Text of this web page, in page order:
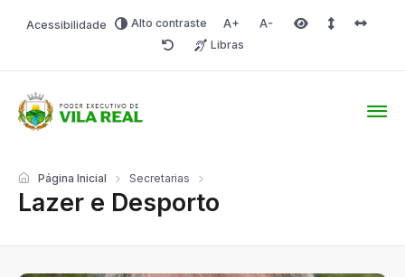
Acessibilidade Alto contraste Aumentar fonte
Diminuir fonteÁrea selecionada
Espaço
RedefinirLibras
Lazer e Desporto
Página Inicial Secretarias